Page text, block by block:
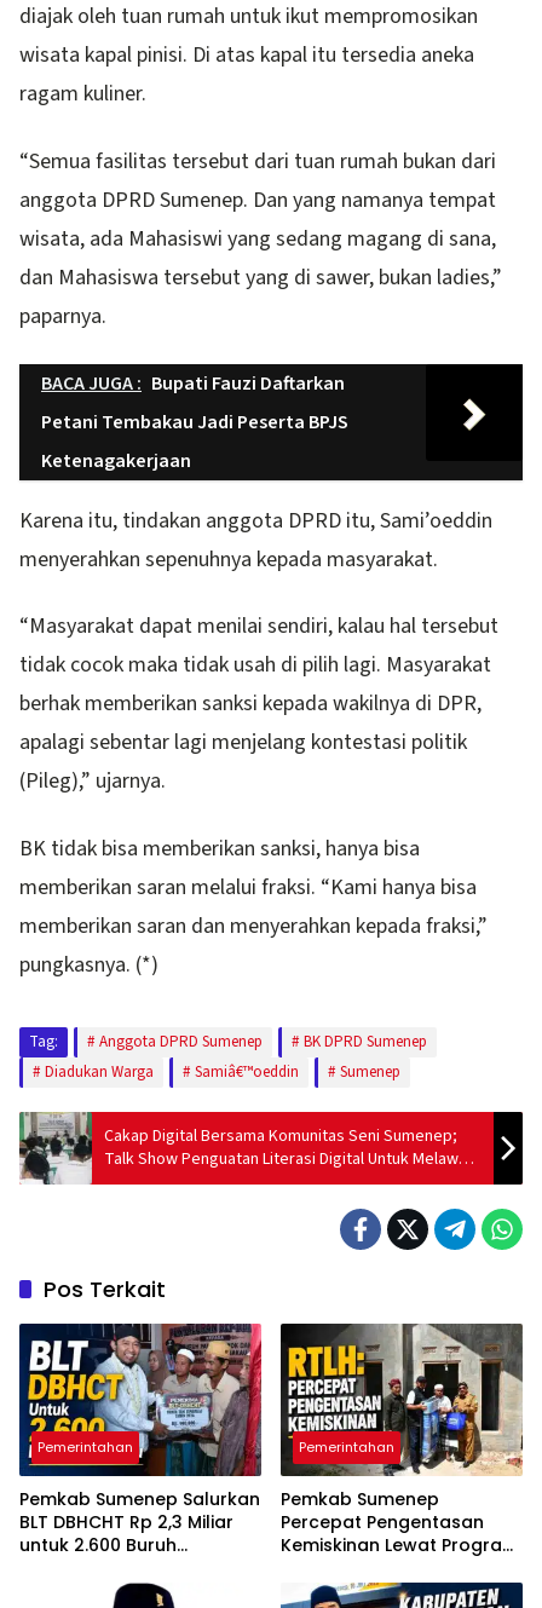
diajak oleh tuan rumah untuk ikut mempromosikan
wisata kapal pinisi. Di atas kapal itu tersedia aneka
ragam kuliner.
“Semua fasilitas tersebut dari tuan rumah bukan dari
anggota DPRD Sumenep. Dan yang namanya tempat
wisata, ada Mahasiswi yang sedang magang di sana,
dan Mahasiswa tersebut yang di sawer, bukan ladies,”
paparnya.
BACA JUGA : Bupati Fauzi Daftarkan
Petani Tembakau Jadi Peserta BPJS
Ketenagakerjaan
Karena itu, tindakan anggota DPRD itu, Sami’oeddin
menyerahkan sepenuhnya kepada masyarakat.
“Masyarakat dapat menilai sendiri, kalau hal tersebut
tidak cocok maka tidak usah di pilih lagi. Masyarakat
berhak memberikan sanksi kepada wakilnya di DPR,
apalagi sebentar lagi menjelang kontestasi politik
(Pileg),” ujarnya.
BK tidak bisa memberikan sanksi, hanya bisa
memberikan saran melalui fraksi. “Kami hanya bisa
memberikan saran dan menyerahkan kepada fraksi,”
pungkasnya. (*)
Tag: Anggota DPRD Sumenep
BK DPRD Sumenep
Diadukan Warga
Samiâ€™oeddin Sumenep
Cakap Digital Bersama Komunitas Seni Sumenep;
Talk Show Penguatan Literasi Digital Untuk Melawan
Konten Negatif
Pos Terkait
Pemerintahan
Pemkab Sumenep Salurkan
BLT DBHCHT Rp 2,3 Miliar
untuk 2.600 Buruh
Pemerintahan
Pemkab Sumenep
Percepat Pengentasan
Kemiskinan Lewat Program